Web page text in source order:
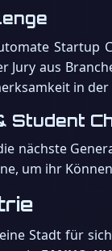
Startup
Jury aus
in
Student
nächste
um ihr
Stadt für